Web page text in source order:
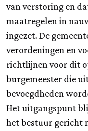
van verstoring en
maatregelen in
ingezet. De
verordeningen en
richtlijnen voor dit
burgemeester die
bevoegdheden
Het uitgangspunt
het bestuur gericht